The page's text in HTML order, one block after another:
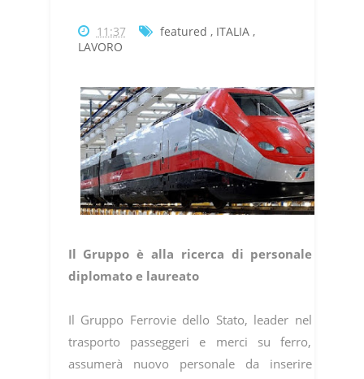
11:37 featured , ITALIA,
LAVORO
Il Gruppo è alla ricerca di personale
diplomato e laureato
Il Gruppo Ferrovie dello Stato, leader nel
trasporto passeggeri e merci su ferro,
assumerà nuovo personale da inserire